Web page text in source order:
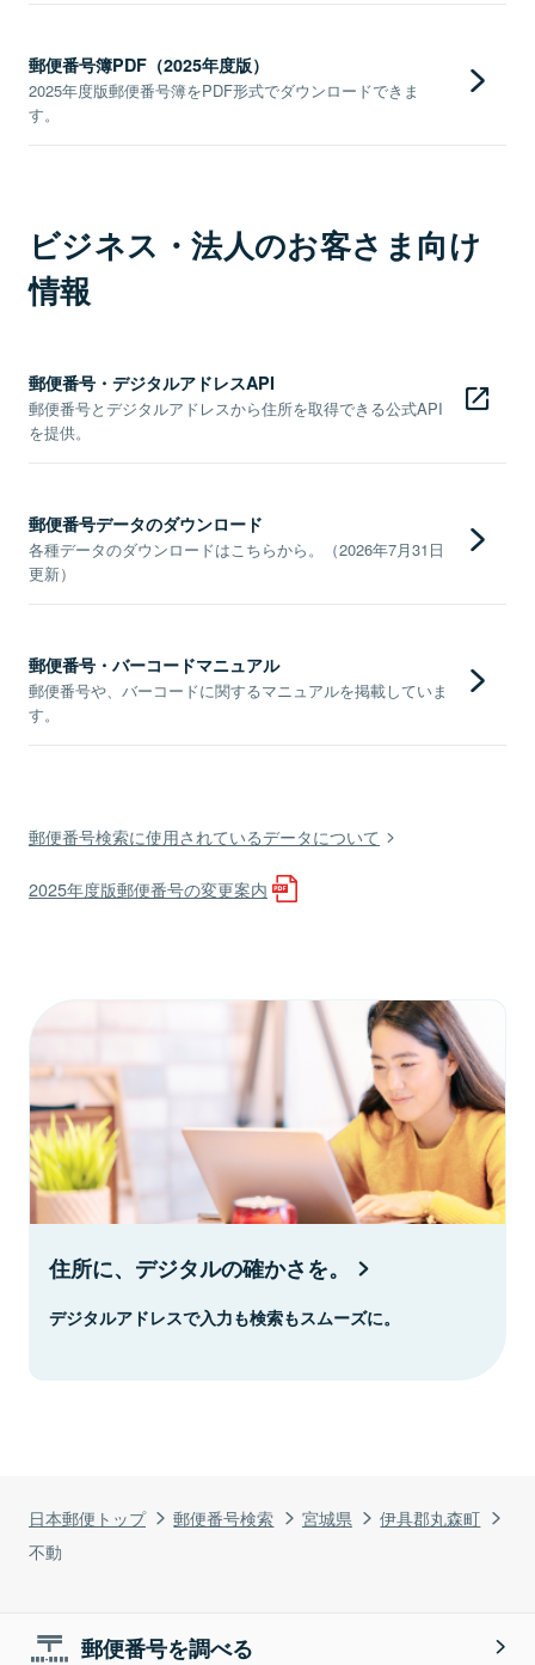
日本郵便トップ 郵便番号検索 宮城県
伊具郡丸森町
不動
郵便番号簿PDF（2025年度版）
2025年度版郵便番号簿をPDF形式でダウンロードできま
す。
ビジネス・法人のお客さま向け
情報
郵便番号・デジタルアドレスAPI
郵便番号とデジタルアドレスから住所を取得できる公式API
を提供。
郵便番号データのダウンロード
各種データのダウンロードはこちらから。（2026年7月31日
更新）
郵便番号・バーコードマニュアル
郵便番号や、バーコードに関するマニュアルを掲載していま
す。
郵便番号検索に使用されているデータについて
2025年度版郵便番号の変更案内
住所に、デジタルの確かさを。
デジタルアドレスで入力も検索もスムーズに。
郵便番号を調べる